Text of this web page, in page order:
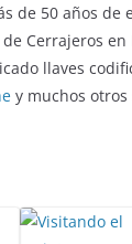
de 50 años de
Cerrajeros en
llaves
y muchos otros